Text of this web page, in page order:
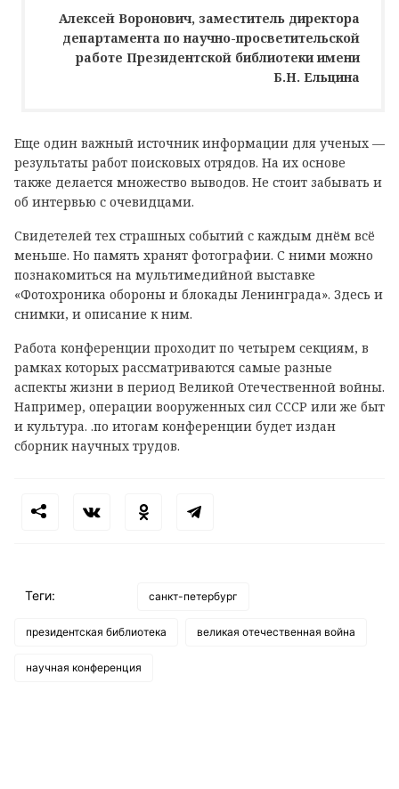
Алексей Воронович, заместитель директора
департамента по научно-просветительской
работе Президентской библиотеки имени
Б.Н. Ельцина
Еще один важный источник информации для ученых —
результаты работ поисковых отрядов. На их основе
также делается множество выводов. Не стоит забывать и
об интервью с очевидцами.
Свидетелей тех страшных событий с каждым днём всё
меньше. Но память хранят фотографии. С ними можно
познакомиться на мультимедийной выставке
«Фотохроника обороны и блокады Ленинграда». Здесь и
снимки, и описание к ним.
Работа конференции проходит по четырем секциям, в
рамках которых рассматриваются самые разные
аспекты жизни в период Великой Отечественной войны.
Например, операции вооруженных сил СССР или же быт
и культура. .по итогам конференции будет издан
сборник научных трудов.
Теги: санкт-петербург
президентская библиотека великая отечественная война
научная конференция